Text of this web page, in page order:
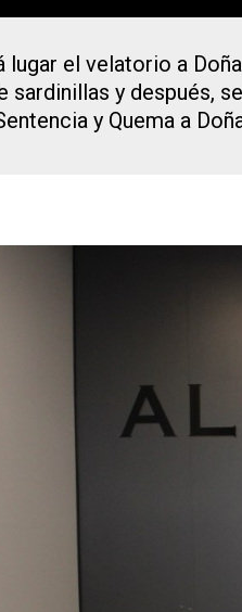
cerrar
el velatorio a
sardinillas y después,
y Quema a